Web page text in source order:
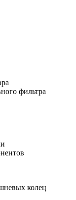
фильтра
колец